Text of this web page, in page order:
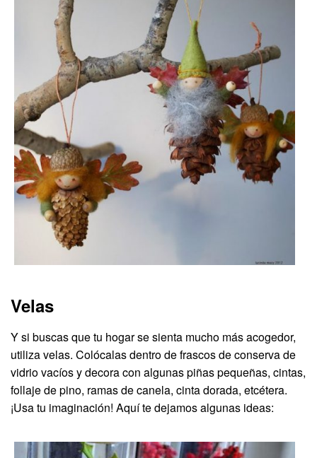
Velas
Y si buscas que tu hogar se sienta mucho más acogedor,
utiliza velas. Colócalas dentro de frascos de conserva de
vidrio vacíos y decora con algunas piñas pequeñas, cintas,
follaje de pino, ramas de canela, cinta dorada, etcétera.
¡Usa tu imaginación! Aquí te dejamos algunas ideas: